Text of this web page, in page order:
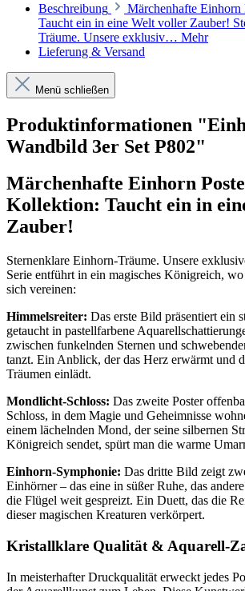
Beschreibung
Märchenhafte
Taucht ein in eine Welt voller Zauber!
Träume. Unsere exklusiv… Mehr
Lieferung & Versand
Menü schließen
Produktinformationen
Wandbild 3er Set P802"
Märchenhafte Einhorn
Kollektion: Taucht ein in
Zauber!
Sternenklare Einhorn-Träume. Unsere
Serie entführt in ein magisches Königreich,
sich vereinen:
Himmelsreiter: Das erste Bild präsentiert ein
getaucht in pastellfarbene
zwischen funkelnden Sternen und
tanzt. Ein Anblick, der das Herz erwärmt und
Träumen einlädt.
Mondlicht-Schloss: Das zweite Poster
Schloss, in dem Magie und Geheimnisse
einem lächelnden Mond, der seine silbernen
Königreich sendet, spürt man die warme
Einhorn-Symphonie: Das dritte Bild zeigt
Einhörner – das eine in süßer Ruhe, das
die Flügel weit gespreizt. Ein Duett, das die
dieser magischen Kreaturen verkörpert.
Kristallklare Qualität & Aquarell-
In meisterhafter Druckqualität erweckt jedes